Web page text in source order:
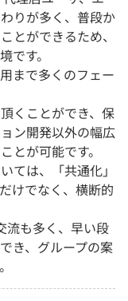
りが多く、普段か
とができるため、
です。
まで多くのフェー
くことができ、保
ン開発以外の幅広
とが可能です。
ては、「共通化」
けでなく、横断的
流も多く、早い段
き、グループの案